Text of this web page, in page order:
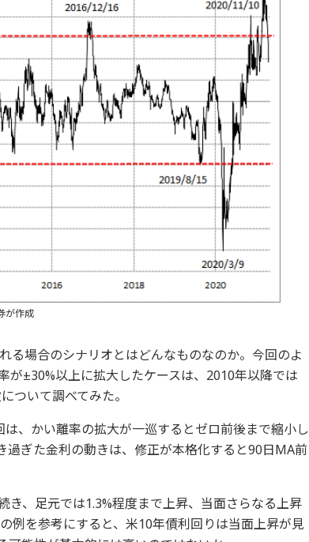
が作成
る場合のシナリオとはどんなものなのか。今回のよ
が±30%以上に拡大したケースは、2010年以降では
ついて調べてみた。
、かい離率の拡大が一巡するとゼロ前後まで縮小し
ぎた金利の動きは、修正が本格化すると90日MA前
、足元では1.3%程度まで上昇、当面さらなる上昇
例を参考にすると、米10年債利回りは当面上昇が見